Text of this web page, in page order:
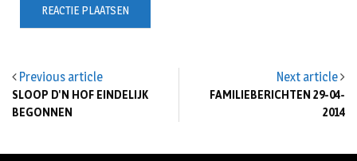
Previous article
SLOOP D'N HOF EINDELIJK
BEGONNEN
Next article
FAMILIEBERICHTEN 29-04-
2014